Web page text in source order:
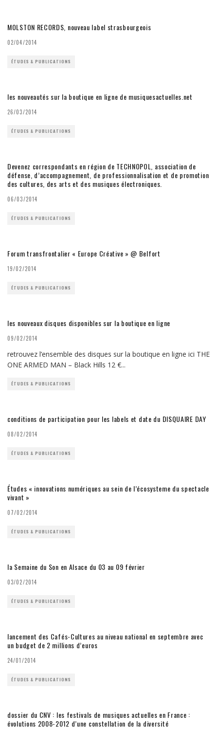
MOLSTON RECORDS, nouveau label strasbourgeois
02/04/2014
ÉTUDES & PUBLICATIONS
les nouveautés sur la boutique en ligne de musiquesactuelles.net
26/03/2014
ÉTUDES & PUBLICATIONS
Devenez correspondants en région de TECHNOPOL, association de
défense, d’accompagnement, de professionnalisation et de promotion
des cultures, des arts et des musiques électroniques.
06/03/2014
ÉTUDES & PUBLICATIONS
Forum transfrontalier « Europe Créative » @ Belfort
19/02/2014
ÉTUDES & PUBLICATIONS
les nouveaux disques disponibles sur la boutique en ligne
09/02/2014
retrouvez l’ensemble des disques sur la boutique en ligne ici THE
ONE ARMED MAN – Black Hills 12 €...
ÉTUDES & PUBLICATIONS
conditions de participation pour les labels et date du DISQUAIRE DAY
08/02/2014
ÉTUDES & PUBLICATIONS
Études « innovations numériques au sein de l’écosysteme du spectacle
vivant »
07/02/2014
ÉTUDES & PUBLICATIONS
la Semaine du Son en Alsace du 03 au 09 février
03/02/2014
ÉTUDES & PUBLICATIONS
lancement des Cafés-Cultures au niveau national en septembre avec
un budget de 2 millions d’euros
24/01/2014
ÉTUDES & PUBLICATIONS
dossier du CNV : les festivals de musiques actuelles en France :
évolutions 2008-2012 d’une constellation de la diversité